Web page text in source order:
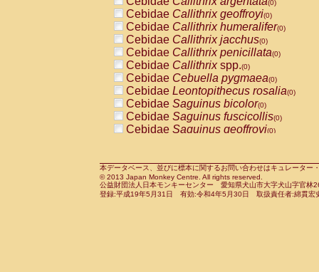
PitheciidaeCallicebusspp.(0)
PitheciidaeChiropotes satanas(0)
PitheciidaePithecia monachus
PitheciidaePithecia pithecia(0)
CercopithecidaeCercocebus agilis
CercopithecidaeCercocebus
CercopithecidaeCercocebus
CercopithecidaeCercocebus
CercopithecidaeCercocebus
CercopithecidaeCercocebushybrid
CercopithecidaePapio anubis(0)
CercopithecidaePapio cynocephalus
CercopithecidaePapio hamadryas(0)
(0)
Cebidae Callithrix geoffroyi(0)
Cebidae Callithrix humeralifer(0)
Cebidae Callithrix jacchus(0)
Cebidae Callithrix penicillata(0)
Cebidae Callithrixspp.(0)
Cebidae Cebuella pygmaea(0)
Cebidae Leontopithecus rosalia(0)
Cebidae Saguinus bicolor(0)
Cebidae Saguinus fuscicollis(0)
Cebidae Saguinus geoffroyi(0)
CebidaeSaguinus leucopus(0)
CebidaeSaguinus midas(0)
Cebidae Saguinus mystax(0)
本データベース、並びに標本に関するお問い合わせはキュレータ
© 2013 Japan Monkey Centre. All rights reserved.
公益財団法人日本モンキーセンター 愛知県犬山市大字犬山字官
登録:平成19年5月31日 有効:令和4年5月30日 取扱責任者:綿貫宏